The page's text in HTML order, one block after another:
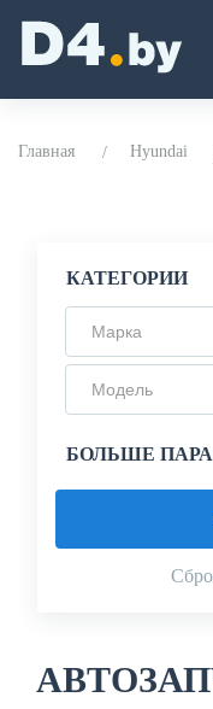
Главная Hyundai
КАТЕГОРИИ
Марка
Модель
БОЛЬШЕ